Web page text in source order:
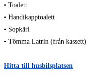
• Toalett
• Handikapptoalett
• Sopkärl
• Tömma Latrin (från kassett)
Hitta till husbilsplatsen